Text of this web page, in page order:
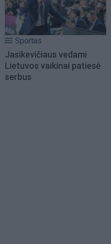
Sportas
Jasikevičiaus vedami
Lietuvos vaikinai patiesė
serbus